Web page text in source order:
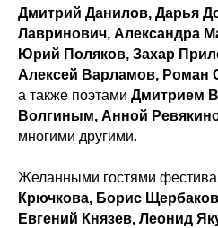
Дмитрий Данилов, Дарья
Лавринович, Александра
Юрий Поляков, Захар
Алексей Варламов, Роман
а также поэтами Дмитрием
Волгиным, Анной
многими другими.
Желанными гостями
Крючкова, Борис
Евгений Князев, Леонид